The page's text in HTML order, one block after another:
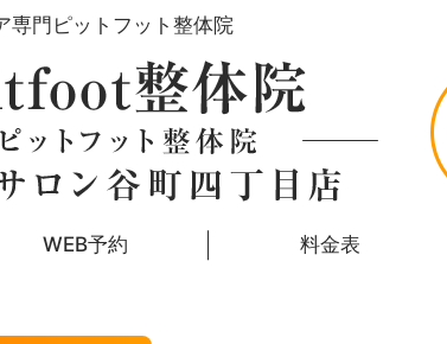
専門ピットフット整体院
WEB予約 料金表